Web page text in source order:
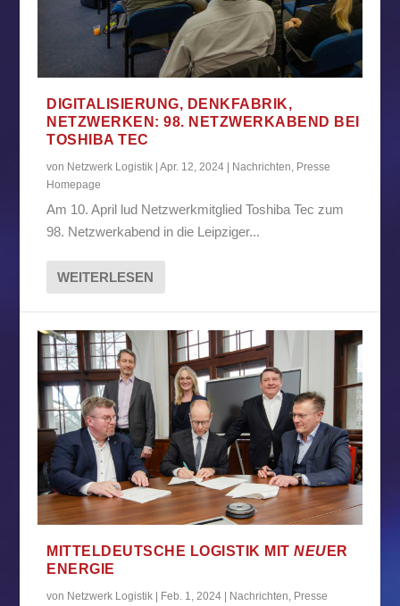
DIGITALISIERUNG, DENKFABRIK,
NETZWERKEN: 98. NETZWERKABEND BEI
TOSHIBA TEC
von Netzwerk Logistik |Apr. 12, 2024 | Nachrichten, Presse
Homepage
Am 10. April lud Netzwerkmitglied Toshiba Tec zum
98. Netzwerkabend in die Leipziger...
WEITERLESEN
MITTELDEUTSCHE LOGISTIK MITNEU ER
ENERGIE
von Netzwerk Logistik | Feb. 1, 2024 | Nachrichten Presse